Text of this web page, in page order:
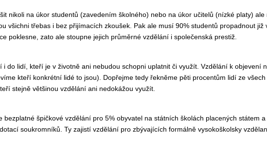
nikoli na úkor studentů (zavedením školného) nebo na úkor učitelů (nízké platy)
všichni třebas i bez přijímacích zkoušek. Pak ale musí 90% studentů propadnout
poklesne, zato ale stoupne jejich průměrné vzdělání i společenská prestiž.
do lidí, kteří je v životně ani nebudou schopni uplatnit či využít. Vzdělání k objevení
kteří konkrétní lidé to jsou). Dopřejme tedy řekněme pěti procentům lidí ze
stejně většinou vzdělání ani nedokážou využít.
špičkové vzdělání pro 5% obyvatel na státních školách placených státem
soukromníků. Ty zajistí vzdělání pro zbývajících formálně vysokoškolsky